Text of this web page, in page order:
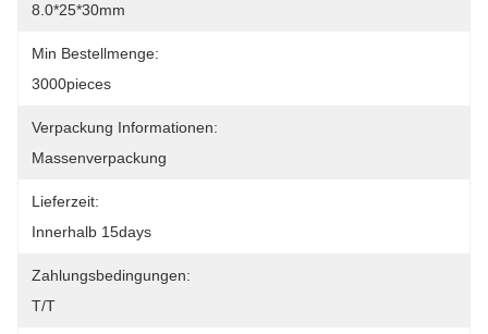
8.0*25*30mm
Min Bestellmenge:
3000pieces
Verpackung Informationen:
Massenverpackung
Lieferzeit:
Innerhalb 15days
Zahlungsbedingungen:
T/T